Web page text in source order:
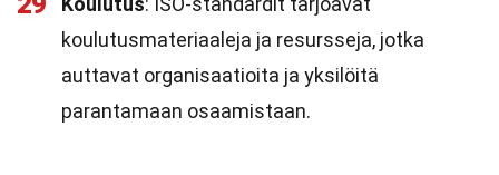
koulutusmateriaaleja ja resursseja, jotka
auttavat organisaatioita ja yksilöitä
parantamaan osaamistaan.